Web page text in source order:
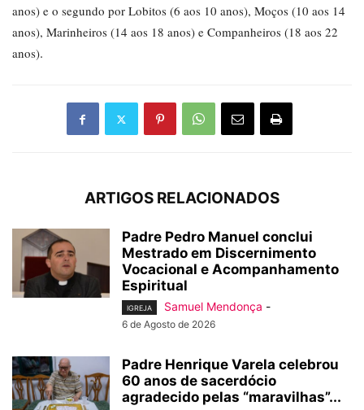
anos) e o segundo por Lobitos (6 aos 10 anos), Moços (10 aos 14
anos), Marinheiros (14 aos 18 anos) e Companheiros (18 aos 22
anos).
ARTIGOS RELACIONADOS
Padre Pedro Manuel conclui
Mestrado em Discernimento
Vocacional e Acompanhamento
Espiritual
IGREJA Samuel Mendonça -
6 de Agosto de 2026
Padre Henrique Varela celebrou
60 anos de sacerdócio
agradecido pelas “maravilhas”...